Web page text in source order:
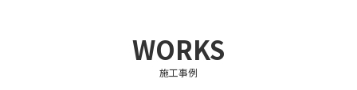
WORKS
施工事例